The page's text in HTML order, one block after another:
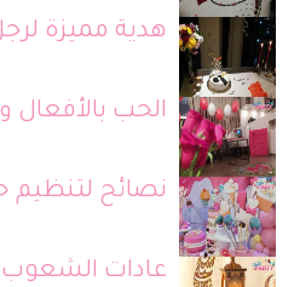
هدية مميزة
الحب بالأفعال
نصائح لتنظيم
عادات الشعوب